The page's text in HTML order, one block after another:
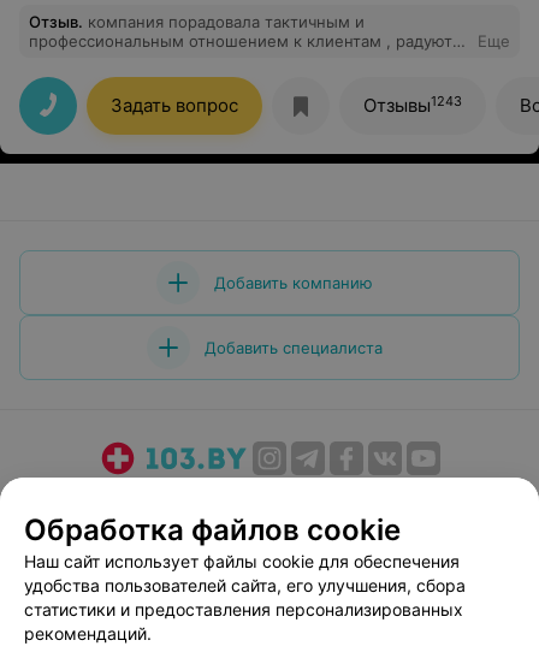
Отзыв. компания порадовала тактичным и
профессиональным отношением к клиентам , радуют
работники мо вежливые и внимательные , для меня
так же была важна атмосфера - все на высоте.
Еще
Задать вопрос Отзывы1243
Добавить компанию
Добавить специалиста
Медицинский маркетинг
Публичный договор
Пользовательское соглашение
Способы оплаты
Вакансии
Партнеры
Обработка файлов cookie
Наш сайт использует файлы cookie для обеспечения
удобства пользователей сайта, его улучшения, сбора
статистики и предоставления персонализированных
рекомендаций.